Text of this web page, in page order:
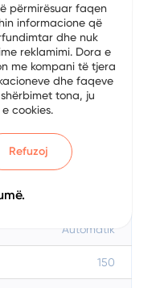
6/20/2024
Volkswagen
Automatik
150
përmirësuar faqen
informacione që
dhe nuk
reklamimi. Dora e
me kompani të tjera
dhe faqeve
tona, ju
cookies.
Refuzoj